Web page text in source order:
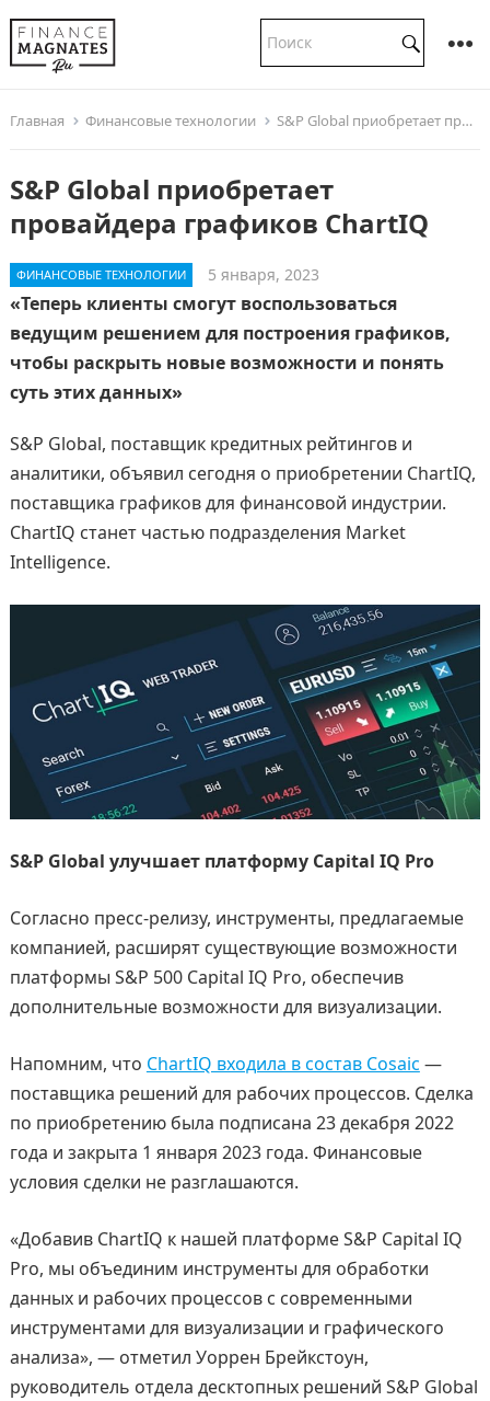
Главная Финансовые технологии S&P Global приобретает провайдера графиков ChartIQ
S&P Global приобретает
провайдера графиков ChartIQ
ФИНАНСОВЫЕ ТЕХНОЛОГИИ 5 января, 2023
«Теперь клиенты смогут воспользоваться
ведущим решением для построения графиков,
чтобы раскрыть новые возможности и понять
суть этих данных»
S&P Global, поставщик кредитных рейтингов и
аналитики, объявил сегодня о приобретении ChartIQ,
поставщика графиков для финансовой индустрии.
ChartIQ станет частью подразделения Market
Intelligence.
S&P Global улучшает платформу Capital IQ Pro
Согласно пресс-релизу, инструменты, предлагаемые
компанией, расширят существующие возможности
платформы S&P 500 Capital IQ Pro, обеспечив
дополнительные возможности для визуализации.
Напомним, что ChartIQ входила в состав Cosaic —
поставщика решений для рабочих процессов. Сделка
по приобретению была подписана 23 декабря 2022
года и закрыта 1 января 2023 года. Финансовые
условия сделки не разглашаются.
«Добавив ChartIQ к нашей платформе S&P Capital IQ
Pro, мы объединим инструменты для обработки
данных и рабочих процессов с современными
инструментами для визуализации и графического
анализа», — отметил Уоррен Брейкстоун,
руководитель отдела десктопных решений S&P Global